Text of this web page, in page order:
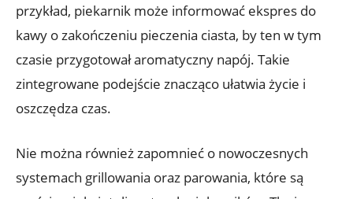
przykład, piekarnik może informować ekspres do
kawy o zakończeniu pieczenia ciasta, by ten w tym
czasie przygotował aromatyczny napój. Takie
zintegrowane podejście znacząco ułatwia życie i
oszczędza czas.
Nie można również zapomnieć o nowoczesnych
systemach grillowania oraz parowania, które są